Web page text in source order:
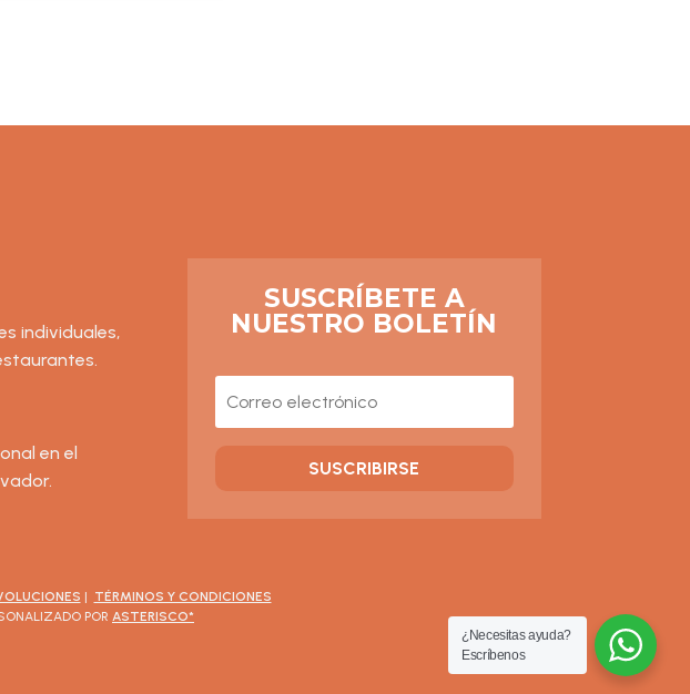
individuales,
en el
SUSCRÍBETE A
NUESTRO BOLETÍN
SUSCRIBIRSE
| TÉRMINOS Y CONDICIONES
POR ASTERISCO*
¿Necesitas ayuda?
Escríbenos